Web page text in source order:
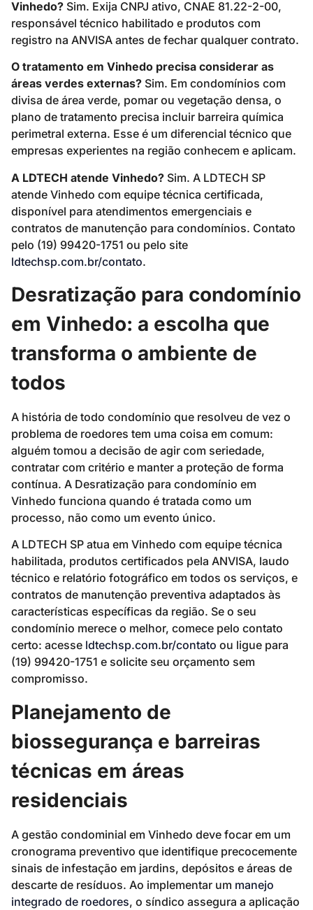
Vinhedo? Sim. Exija CNPJ ativo, CNAE 81.22-2-00,
responsável técnico habilitado e produtos com
registro na ANVISA antes de fechar qualquer contrato.
O tratamento em Vinhedo precisa considerar as
áreas verdes externas? Sim. Em condomínios com
divisa de área verde, pomar ou vegetação densa, o
plano de tratamento precisa incluir barreira química
perimetral externa. Esse é um diferencial técnico que
empresas experientes na região conhecem e aplicam.
A LDTECH atende Vinhedo? Sim. A LDTECH SP
atende Vinhedo com equipe técnica certificada,
disponível para atendimentos emergenciais e
contratos de manutenção para condomínios. Contato
pelo (19) 99420-1751 ou pelo site
ldtechsp.com.br/contato.
Desratização para condomínio
em Vinhedo: a escolha que
transforma o ambiente de
todos
A história de todo condomínio que resolveu de vez o
problema de roedores tem uma coisa em comum:
alguém tomou a decisão de agir com seriedade,
contratar com critério e manter a proteção de forma
contínua. A Desratização para condomínio em
Vinhedo funciona quando é tratada como um
processo, não como um evento único.
A LDTECH SP atua em Vinhedo com equipe técnica
habilitada, produtos certificados pela ANVISA, laudo
técnico e relatório fotográfico em todos os serviços, e
contratos de manutenção preventiva adaptados às
características específicas da região. Se o seu
condomínio merece o melhor, comece pelo contato
certo: acesse ldtechsp.com.br/contato ou ligue para
(19) 99420-1751 e solicite seu orçamento sem
compromisso.
Planejamento de
biossegurança e barreiras
técnicas em áreas
residenciais
A gestão condominial em Vinhedo deve focar em um
cronograma preventivo que identifique precocemente
sinais de infestação em jardins, depósitos e áreas de
descarte de resíduos. Ao implementar um manejo
integrado de roedores, o síndico assegura a aplicação